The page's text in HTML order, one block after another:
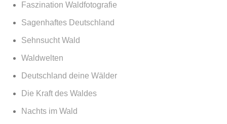
Faszination Waldfotografie
Sagenhaftes Deutschland
Sehnsucht Wald
Waldwelten
Deutschland deine Wälder
Die Kraft des Waldes
Nachts im Wald